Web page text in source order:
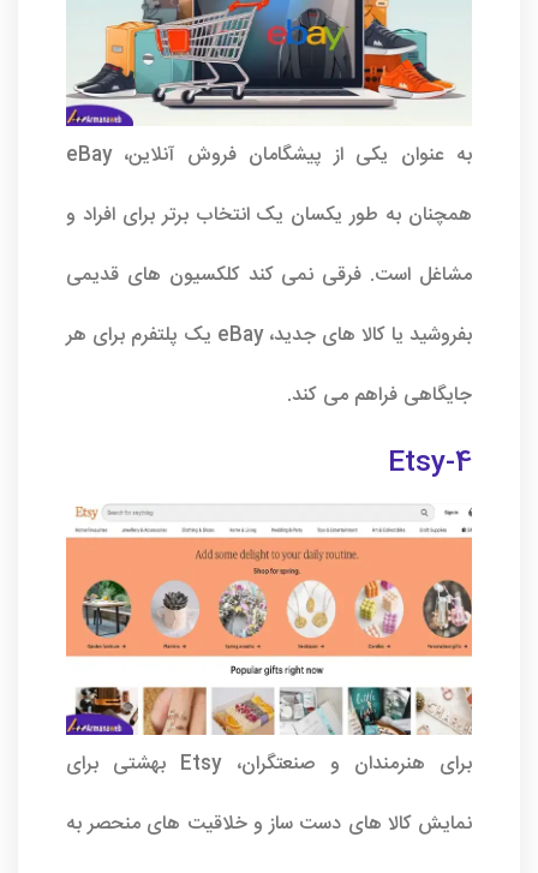
به عنوان یکی از پیشگامان فروش آنلاین، eBay
همچنان به طور یکسان یک انتخاب برتر برای افراد و
مشاغل است. فرقی نمی کند کلکسیون های قدیمی
بفروشید یا کالا های جدید، eBay یک پلتفرم برای هر
جایگاهی فراهم می کند.
4-Etsy
برای هنرمندان و صنعتگران، Etsy بهشتی برای
نمایش کالا های دست ساز و خلاقیت های منحصر به